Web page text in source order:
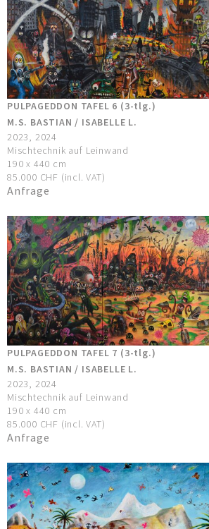
PULPAGEDDON TAFEL 6 (3-tlg.)
M.S. BASTIAN / ISABELLE L.
2023, 2024
Mischtechnik auf Leinwand
190 x 440 cm
85.000 CHF (incl. VAT)
Anfrage
PULPAGEDDON TAFEL 7 (3-tlg.)
M.S. BASTIAN / ISABELLE L.
2023, 2024
Mischtechnik auf Leinwand
190 x 440 cm
85.000 CHF (incl. VAT)
Anfrage